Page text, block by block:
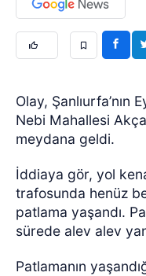
Olay, Şanlıurfa’nın
Nebi Mahallesi
meydana geldi.
İddiaya gör, yol
trafosunda henüz
patlama yaşandı.
sürede alev alev
Patlamanın